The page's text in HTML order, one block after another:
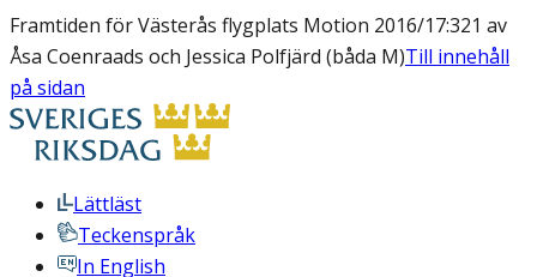
Framtiden för Västerås flygplats Motion 2016/17:321 av
Åsa Coenraads och Jessica Polfjärd (båda M)Till innehåll
på sidan
Lättläst
Teckenspråk
In English